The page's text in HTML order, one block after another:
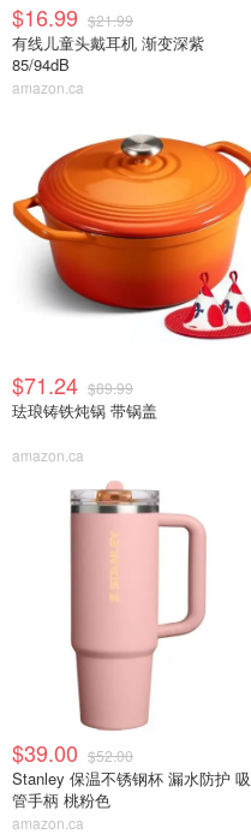
$16.99 $21.99
有线儿童头戴耳机 渐变深紫
85/94dB
amazon.ca
$71.24 $89.99
珐琅铸铁炖锅 带锅盖
amazon.ca
$39.00 $52.00
Stanley 保温不锈钢杯 漏水防护 吸
管手柄 桃粉色
amazon.ca